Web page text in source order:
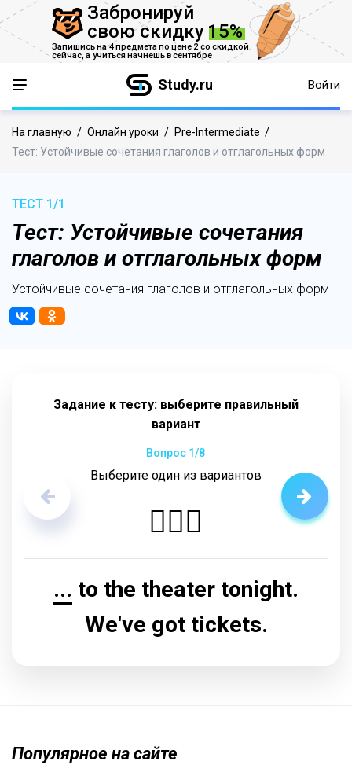
Забронируй
свою скидку 15%
Запишись на 4 предмета по цене 2 со скидкой
сейчас, а учиться начнешь в сентябре
Study.ru Войти
На главную / Онлайн уроки / Pre-Intermediate /
Тест: Устойчивые сочетания глаголов и отглагольных форм
ТЕСТ 1/1
Тест: Устойчивые сочетания
глаголов и отглагольных форм
Устойчивые сочетания глаголов и отглагольных форм
Задание к тесту: выберите правильный
вариант
Вопрос 1/8
Выберите один из вариантов
🤷🏼‍♂️
... to the theater tonight.
We've got tickets.
Популярное на сайте